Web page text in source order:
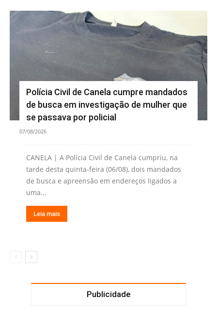
Polícia Civil de Canela cumpre mandados
de busca em investigação de mulher que
se passava por policial
07/08/2026
CANELA | A Polícia Civil de Canela cumpriu, na
tarde desta quinta-feira (06/08), dois mandados
de busca e apreensão em endereços ligados a
uma...
Leia mais
Publicidade